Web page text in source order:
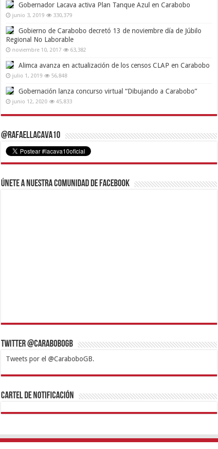
Gobernador Lacava activa Plan Tanque Azul en Carabobo
junio 3, 2019 330,379
Gobierno de Carabobo decretó 13 de noviembre día de Júbilo
Regional No Laborable
noviembre 10, 2017 63,382
Alimca avanza en actualización de los censos CLAP en Carabobo
julio 1, 2019 56,848
Gobernación lanza concurso virtual “Dibujando a Carabobo”
junio 12, 2020 45,833
@RafaelLacava10
Únete a nuestra comunidad de Facebook
Twitter @CaraboboGB
Tweets por el @CaraboboGB.
1xbetBetturkeyBetistKralbetSupertotobetTipobetMatadorbetMariobet
https://mvbcasino.com/
Cartel de Notificación